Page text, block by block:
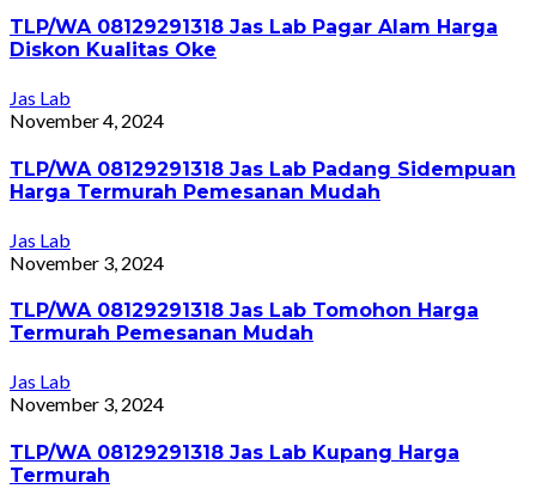
TLP/WA 08129291318 Jas Lab Pagar Alam Harga
Diskon Kualitas Oke
Jas Lab
November 4, 2024
TLP/WA 08129291318 Jas Lab Padang Sidempuan
Harga Termurah Pemesanan Mudah
Jas Lab
November 3, 2024
TLP/WA 08129291318 Jas Lab Tomohon Harga
Termurah Pemesanan Mudah
Jas Lab
November 3, 2024
TLP/WA 08129291318 Jas Lab Kupang Harga
Termurah